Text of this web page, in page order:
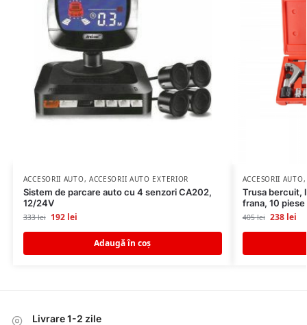
ACCESORII AUTO, ACCESORII AUTO EXTERIOR
Sistem de parcare auto cu 4 senzori CA202,
12/24V
333lei 192 lei
Adaugă în coș
ACCESORII AUTO
Trusa bercuit,
frana, 10 piese
405lei 238 lei
Livrare 1-2 zile